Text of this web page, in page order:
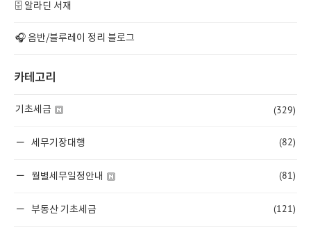
🗄️ 알라딘 서재
🎧 음반/블루레이 정리 블로그
카테고리
기초세금 (329)
세무기장대행 (82)
월별세무일정안내 (81)
부동산 기초세금 (121)